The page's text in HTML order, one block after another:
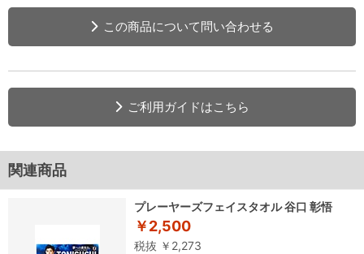
この商品について問い合わせる
ご利用ガイドはこちら
関連商品
プレーヤーズフェイスタオル 谷口 彰悟
￥2,500
税抜 ￥2,273